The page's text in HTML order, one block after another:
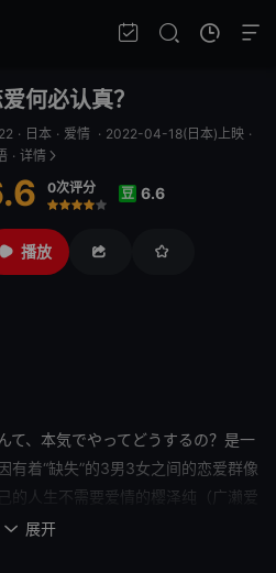
何必认真？
· 日本 · 爱情 · 2022-04-18(日本)上映 ·
· 详情
0次评分
差
较差
还行推荐力荐
豆 6.6
播放
て、本気でやってどうするの？是一
有着“缺失”的3男3女之间的恋爱群像
的人生不需要爱情的樱泽纯（广濑爱
擅长带给女性疗愈感的天才、刹那恋
 展开